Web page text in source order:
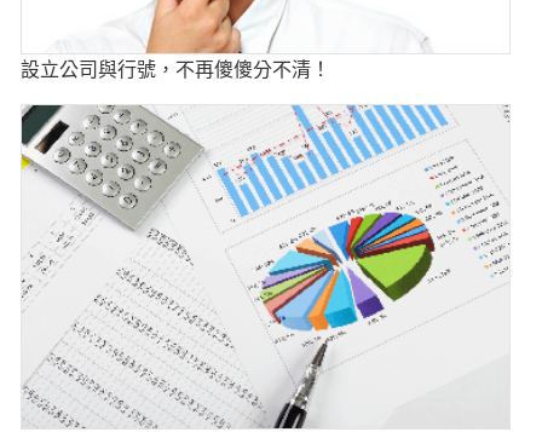
設立公司與行號，不再傻傻分不清！